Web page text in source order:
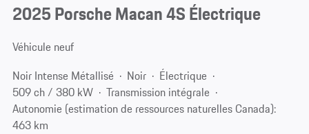
2025 Porsche Macan 4S Électrique
Véhicule neuf
Noir Intense Métallisé
Noir
Électrique
509 ch / 380 kW
Transmission intégrale
Autonomie (estimation de ressources naturelles Canada):
463 km